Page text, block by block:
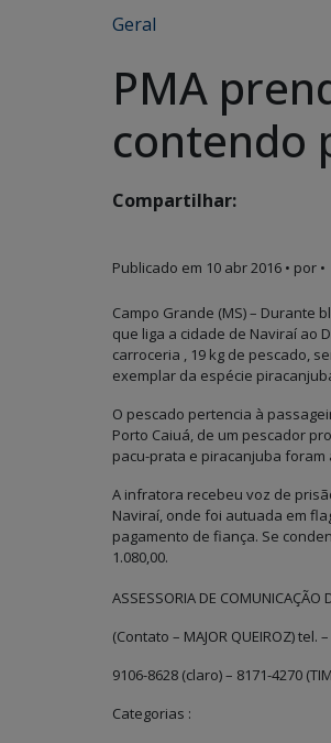
Geral
PMA
contendo
Compartilhar:
Publicado em 10 abr 2016 • por •
Campo Grande (MS) – Durante
que liga a cidade de Naviraí ao
carroceria , 19 kg de pescado,
exemplar da espécie
O pescado pertencia à
Porto Caiuá, de um pescador
pacu-prata e piracanjuba foram
A infratora recebeu voz de
Naviraí, onde foi autuada em
pagamento de fiança. Se
1.080,00.
ASSESSORIA DE COMUNICAÇÃO
(Contato – MAJOR QUEIROZ) tel.
9106-8628 (claro) – 8171-4270
Categorias :